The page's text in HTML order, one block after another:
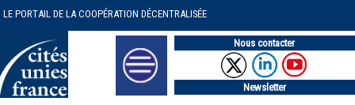
LE PORTAIL DE LA COOPÉRATION DÉCENTRALISÉE
Nous contacter
Newsletter